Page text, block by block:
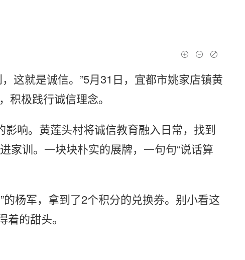
这就是诚信。”5月31日，宜都市姚家店镇黄
极践行诚信理念。
响。黄莲头村将诚信教育融入日常，找到
家训。一块块朴实的展牌，一句句“说话算
杨军，拿到了2个积分的兑换券。别小看这
的甜头。